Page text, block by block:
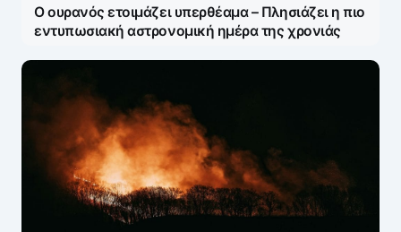
Ο ουρανός ετοιμάζει υπερθέαμα – Πλησιάζει η πιο
εντυπωσιακή αστρονομική ημέρα της χρονιάς